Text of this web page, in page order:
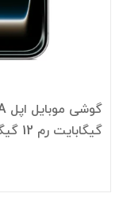
گیگابایت رم 12 گیگابایت - Not Active رجیستر شده